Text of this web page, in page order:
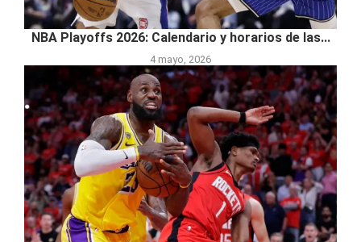
NBA Playoffs 2026: Calendario y horarios de las...
4 mayo, 2026